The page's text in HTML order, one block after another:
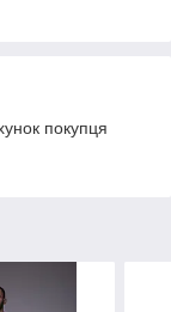
покупця